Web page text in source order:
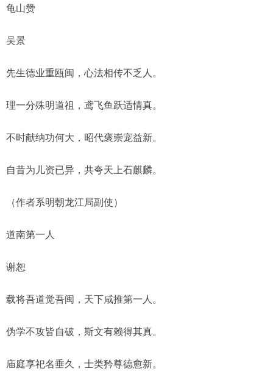
龟山赞
吴景
先生德业重瓯闽，心法相传不乏人。
理一分殊明道祖，鸢飞鱼跃适情真。
不时献纳功何大，昭代褒崇宠益新。
自昔为儿资已异，共夸天上石麒麟。
（作者系明朝龙江局副使）
道南第一人
谢恕
载将吾道觉吾闽，天下咸推第一人。
伪学不攻皆自破，斯文有赖得其真。
庙庭享祀名垂久，士类矜尊德愈新。